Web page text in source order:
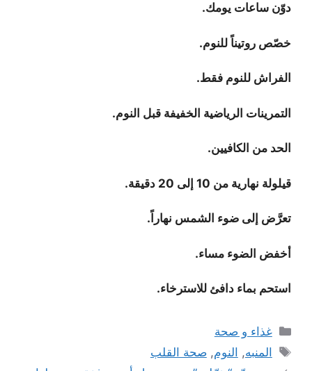
دوّن ساعات يومك.
خصّص روتيناً للنوم.
الفراش للنوم فقط.
التمرينات الرياضية الخفيفة قبل النوم.
الحد من الكافيين.
قيلولة نهارية من 10 إلى 20 دقيقة.
تعرَّض إلى ضوء الشمس نهاراً.
أخفض الضوء مساء.
استحم بماء دافئ للاسترخاء.
التصنيفات
غذاء و صحة
الوسوم
المنبه, النوم,صحة القلب